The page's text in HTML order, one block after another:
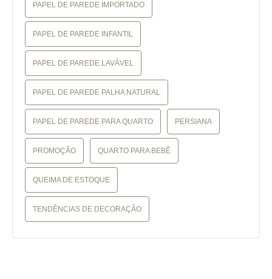
PAPEL DE PAREDE IMPORTADO
PAPEL DE PAREDE INFANTIL
PAPEL DE PAREDE LAVÁVEL
PAPEL DE PAREDE PALHA NATURAL
PAPEL DE PAREDE PARA QUARTO PERSIANA
PROMOÇÃO QUARTO PARA BEBÊ
QUEIMA DE ESTOQUE
TENDÊNCIAS DE DECORAÇÃO